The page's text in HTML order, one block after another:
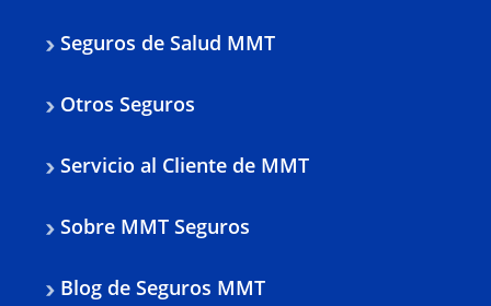
Seguros de Salud MMT
Otros Seguros
Servicio al Cliente de MMT
Sobre MMT Seguros
Blog de Seguros MMT